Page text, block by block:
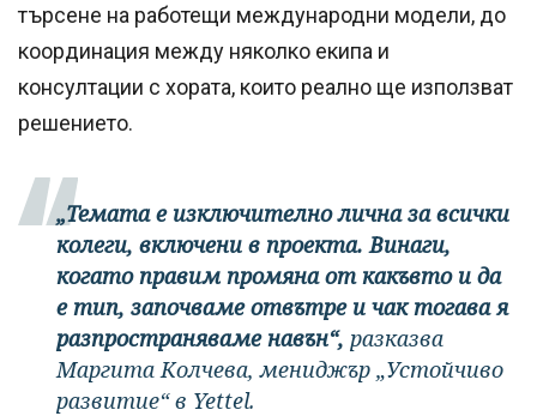
търсене на работещи международни модели, до
координация между няколко екипа и
консултации с хората, които реално ще използват
решението.
„Темата е изключително лична за всички
колеги, включени в проекта. Винаги,
когато правим промяна от какъвто и да
е тип, започваме отвътре и чак тогава я
разпространяваме навън“, разказва
Маргита Колчева, мениджър „Устойчиво
развитие“ в Yettel.